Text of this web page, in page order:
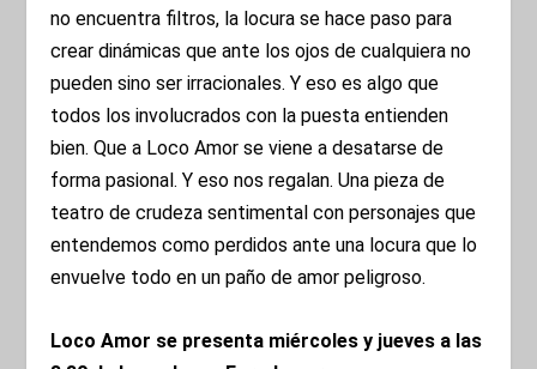
no encuentra filtros, la locura se hace paso para
crear dinámicas que ante los ojos de cualquiera no
pueden sino ser irracionales. Y eso es algo que
todos los involucrados con la puesta entienden
bien. Que a Loco Amor se viene a desatarse de
forma pasional. Y eso nos regalan. Una pieza de
teatro de crudeza sentimental con personajes que
entendemos como perdidos ante una locura que lo
envuelve todo en un paño de amor peligroso.
Loco Amor se presenta miércoles y jueves a las